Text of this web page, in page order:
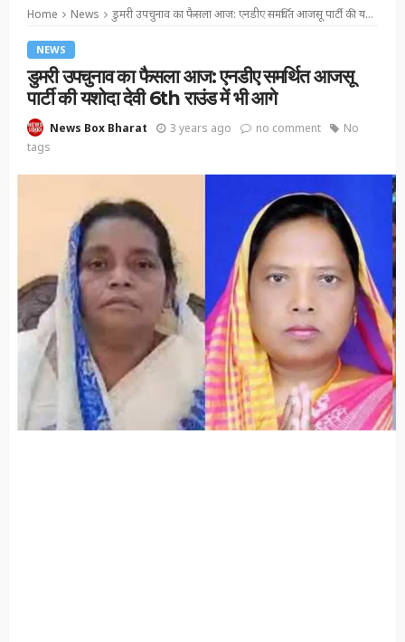
Home News डुमरी उपचुनाव का फैसला आज: एनडीए समर्थित आजसू पार्टी की यशोदा देवी 6th राउंड में भी आगे
NEWS
डुमरी उपचुनाव का फैसला आज: एनडीए समर्थित आजसू
पार्टी की यशोदा देवी 6th राउंड में भी आगे
News Box Bharat 3 years ago no comment
No
tags